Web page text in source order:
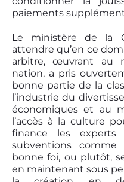
paiements
Le ministère de la
attendre qu’en ce
arbitre, œuvrant au
nation, a pris
bonne partie de la
l’industrie du
économiques et au
l’accès à la culture
finance les experts
subventions
bonne foi, ou plutôt,
en maintenant sous